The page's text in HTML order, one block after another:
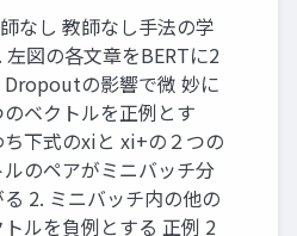
なし 教師なし手法の学
左図の各文章をBERTに2
Dropoutの影響で微 妙に
ベクトルを正例とす
ち下式のxiと xi+の２つの
のペアがミニバッチ分
2. ミニバッチ内の他の
ルを負例とする 正例 2